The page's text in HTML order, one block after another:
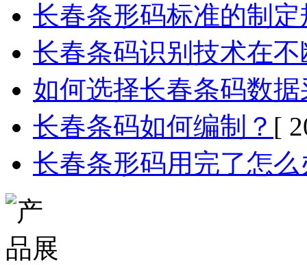
长春条形码标准的制定
长春条码识别技术在
如何选择长春条码数
长春条码如何编制？ [
长春条形码用完了怎么